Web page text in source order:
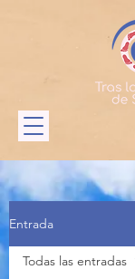
Entrada
Todas las entradas